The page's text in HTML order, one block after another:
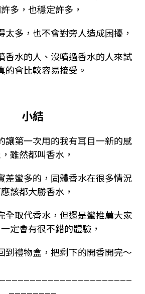
多，也穩定許多，
太多，也不會對旁人造成困擾，
香水的人、沒噴過香水的人來試
的會比較容易接受。
小結
讓第一次用的我有耳目一新的感
雖然都叫香水，
差蠻多的，固體香水在很多情況
該都大勝香水，
全取代香水，但還是蠻推薦大家
定會有很不錯的體驗，
到禮物盒，把剩下的開香開完～